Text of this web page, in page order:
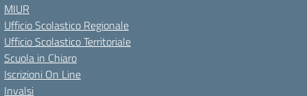
MIUR
Ufficio Scolastico Regionale
Ufficio Scolastico Territoriale
Scuola in Chiaro
Iscrizioni On Line
Invalsi